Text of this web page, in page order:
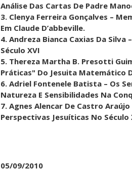
Análise Das Cartas De Padre
3. Clenya Ferreira Gonçalves –
Em Claude D’abbeville.
4. Andreza Bianca Caxias Da Silva
Século XVI
5. Thereza Martha B. Presotti
Práticas" Do Jesuita Matemático
6. Adriel Fontenele Batista – Os
Natureza E Sensibilidades Na
7. Agnes Alencar De Castro
Perspectivas Jesuíticas No Século
05/09/2010